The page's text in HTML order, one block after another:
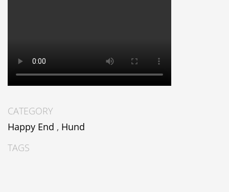
CATEGORY
Happy End , Hund
TAGS